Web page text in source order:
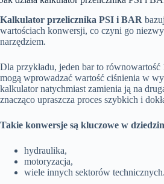
Kalkulator przelicznika PSI i BAR
wartościach konwersji, co czyni go
narzędziem.
Dla przykładu, jeden bar to
mogą wprowadzać wartość ciśnienia w
kalkulator natychmiast zamienia ją na
znacząco upraszcza proces szybkich i
Takie konwersje są kluczowe w
hydraulika,
motoryzacja,
wiele innych sektorów technicznych.